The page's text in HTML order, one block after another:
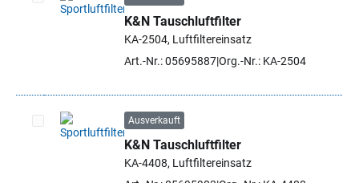
Artikel auswählen
K&N Tauschluftfilter
KA-2504, Luftfiltereinsatz
Art.-Nr.: 05695887Org.-Nr.: KA-2504
Artikel auswählen
Ausverkauft
K&N Tauschluftfilter
KA-4408, Luftfiltereinsatz